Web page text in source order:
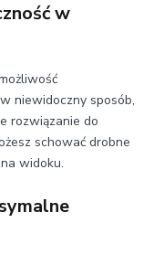
w
niewidoczny sposób,
rozwiązanie do
schować drobne
widoku.